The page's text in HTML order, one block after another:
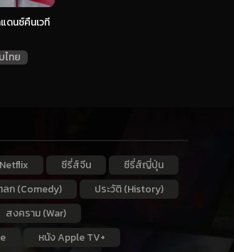
ดนซ์คืนเวที
ไทย
ซีรี่ส์จีน
ซีรี่ส์ญี่ปุ่น
ลก (Comedy)
ประวัติ (History)
สงคราม (War)
หนัง Apple TV+